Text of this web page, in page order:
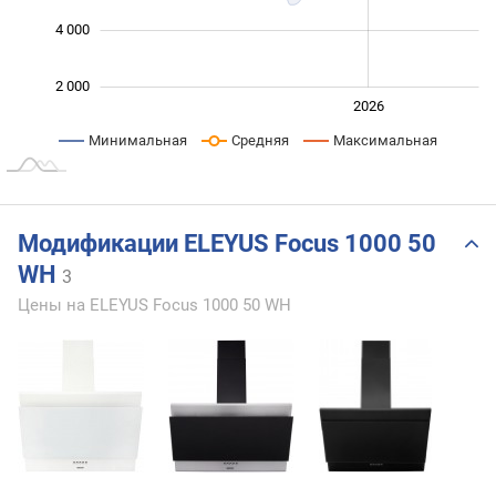
2 000
4 000
2026
Минимальная Средняя Максимальная
Модификации ELEYUS Focus 1000 50
WH 3
Цены на ELEYUS Focus 1000 50 WH